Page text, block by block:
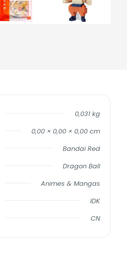
0,031 kg
0,00 × 0,00 × 0,00 cm
Bandai Red
Dragon Ball
Animes & Mangas
IDK
CN